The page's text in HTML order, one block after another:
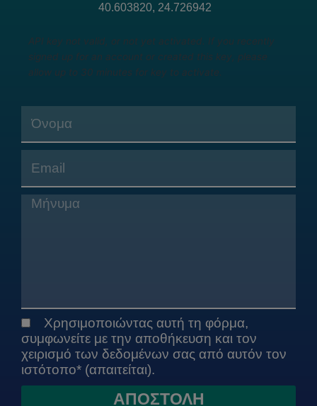
40.603820, 24.726942
API key not valid, or not yet activated. If you recently
signed up for an account or created this key, please
allow up to 30 minutes for key to activate.
Message
GDPRΧρησιμοποιώντας αυτή τη φόρμα,
συμφωνείτε με την αποθήκευση και τον
χειρισμό των δεδομένων σας από αυτόν τον
ιστότοπο* (απαιτείται).
ΑΠΟΣΤΟΛΗ